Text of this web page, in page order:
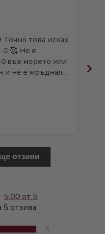
това исках
☺️🥰 Не я
морето или
и не е мръднала
отзиви
5.00 от 5
5 отзива
5